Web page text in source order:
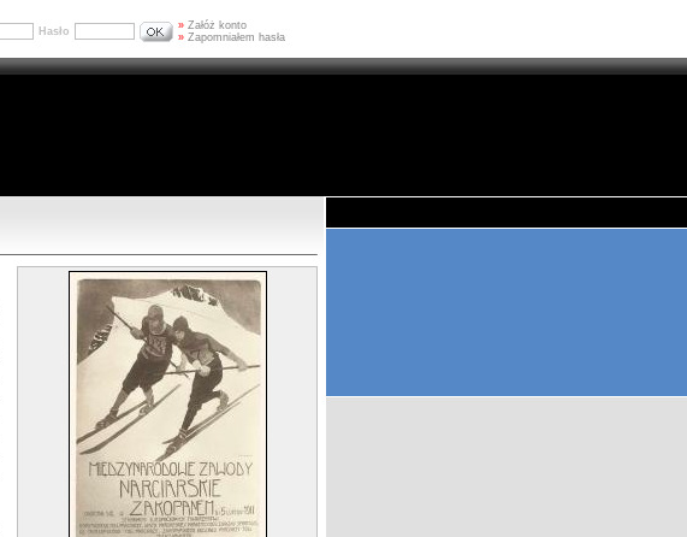
Hasło » Załóż konto
» Zapomniałem hasła